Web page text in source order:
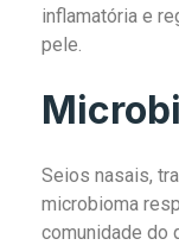
inflamatória e
pele.
Seios nasais,
microbioma
comunidade do